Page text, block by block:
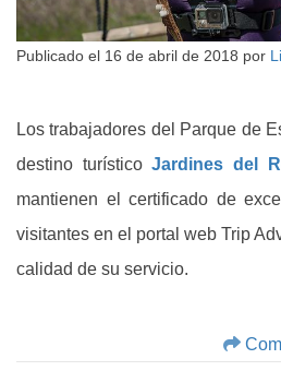
Publicado el 16 de abril de 2018 por
Los trabajadores del Parque de
destino turísticoJardines del
mantienen el certificado de
visitantes en el portal web Trip
calidad de su servicio.